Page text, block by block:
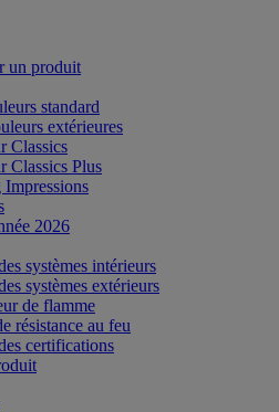
un produit
standard
extérieures
Classics
Plus
2026
systèmes intérieurs
systèmes extérieurs
de flamme
résistance au feu
certifications